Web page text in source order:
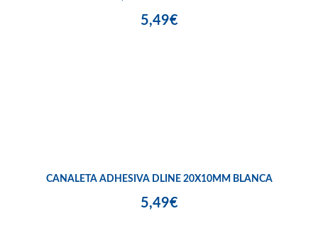
5,49€
CANALETA ADHESIVA DLINE 20X10MM BLANCA
5,49€